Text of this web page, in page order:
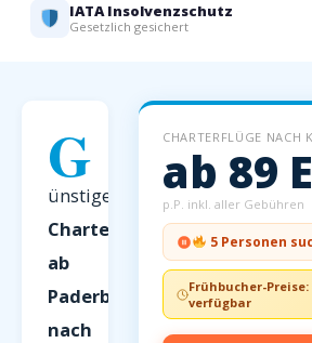
IATA Insolvenzschutz
Gesetzlich gesichert
G
ünstige
Charterflüge
ab
Paderborn
nach
CHARTERFLÜGE NACH
ab 89
p.P. inkl. aller Gebühren
5 Personen
Frühbucher-Preise:
verfügbar